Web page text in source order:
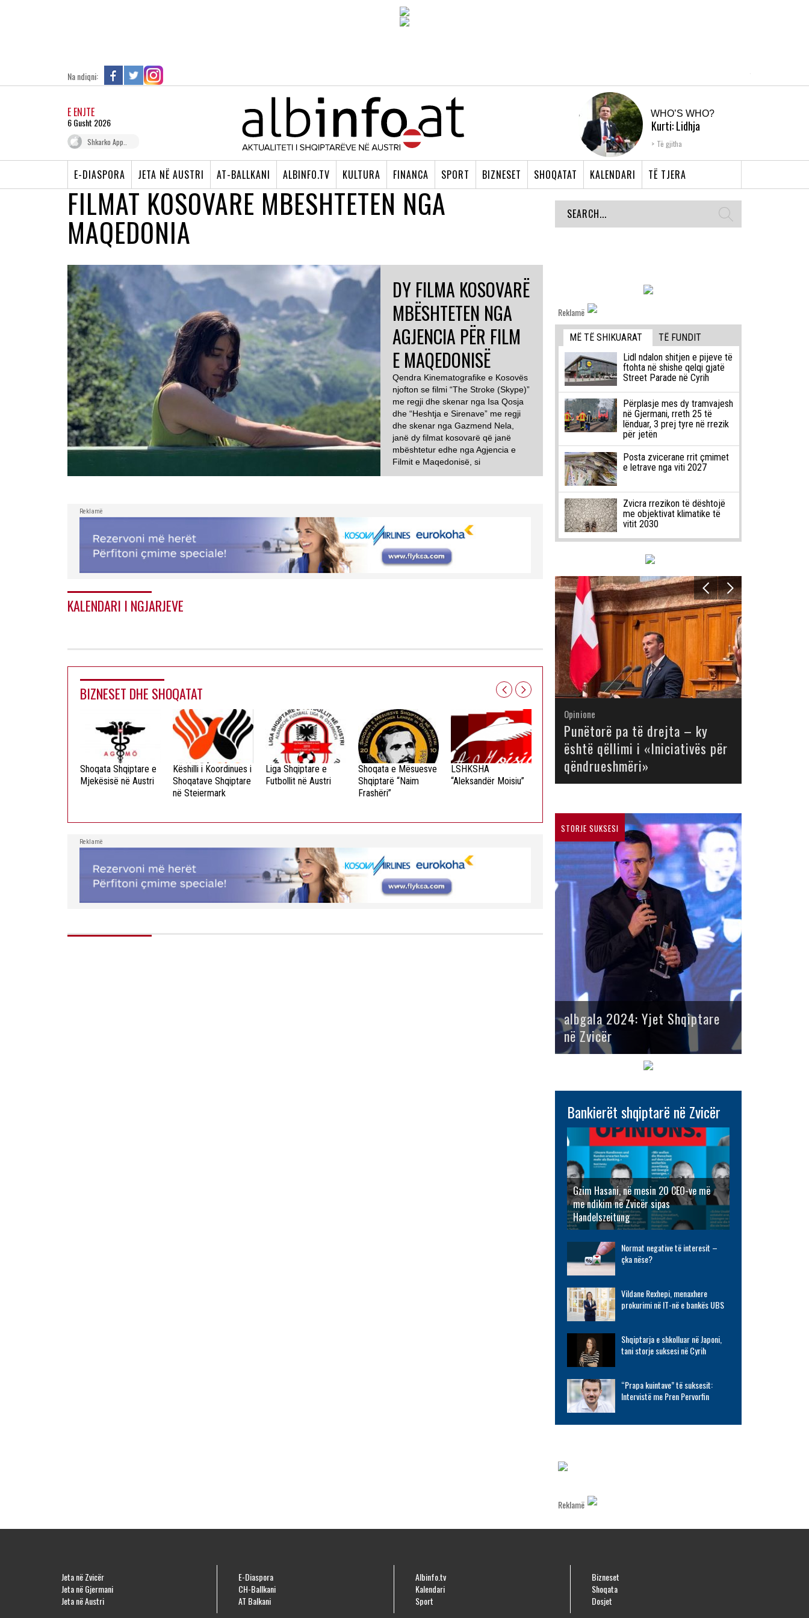
Na ndiqni:
E ENJTE
6 Gusht 2026
Shkarko App..
WHO’S WHO?
Kurti: Lidhja
Shqiptare e Prizrenit,
Të gjitha
E-DIASPORA JETA NË AUSTRI AT-BALLKANI ALBINFO.TV KULTURA FINANCA SPORT BIZNESET SHOQATAT KALENDARI TË TJERA
FILMAT KOSOVARE MBESHTETEN NGA
MAQEDONIA
QENDRA KINEMATOGRAFIKE E KOSOVËS
DY FILMA KOSOVARË
MBËSHTETEN NGA
AGJENCIA PËR FILM
E MAQEDONISË
Qendra Kinematografike e Kosovës
njofton se filmi “The Stroke (Skype)”
me regji dhe skenar nga Isa Qosja
dhe “Heshtja e Sirenave” me regji
dhe skenar nga Gazmend Nela,
janë dy filmat kosovarë që janë
mbështetur edhe nga Agjencia e
Filmit e Maqedonisë, si
Reklamë
KALENDARI I NGJARJEVE
BIZNESET DHE SHOQATAT
Shoqata Shqiptare e
Mjekësisë në Austri
Këshilli i Koordinues i
Shoqatave Shqiptare
në Steiermark
Liga Shqiptare e
Futbollit në Austri
Shoqata e Mësuesve
Shqiptarë “Naim
Frashëri”
LSHKSHA
“Aleksandër Moisiu”
Reklamë
Reklamë
MË TË SHIKUARAT
TË FUNDIT
Lidl ndalon shitjen e pijeve të
ftohta në shishe qelqi gjatë
Street Parade në Cyrih
Përplasje mes dy tramvajesh
në Gjermani, rreth 25 të
lënduar, 3 prej tyre në rrezik
për jetën
Posta zvicerane rrit çmimet
e letrave nga viti 2027
Zvicra rrezikon të dështojë
me objektivat klimatike të
vitit 2030
Opinione
Opinione
Punëtorë pa të drejta – ky
është qëllimi i «Iniciativës për
qëndrueshmëri»
Opinione
Opinione
Opinione
Opinione
Opinione
Opinione
STORJE SUKSESI
albgala 2024: Yjet Shqiptare
në Zvicër
Bankierët shqiptarë në Zvicër
Gzim Hasani, në mesin 20 CEO-ve më
me ndikim në Zvicër sipas
Handelszeitung
Normat negative të interesit –
çka nëse?
Vildane Rexhepi, menaxhere
prokurimi në IT-në e bankës UBS
Shqiptarja e shkolluar në Japoni,
tani storje suksesi në Cyrih
“Prapa kuintave” të suksesit:
Intervistë me Pren Pervorfin
Reklamë
Jeta në Zvicër
Jeta në Gjermani
Jeta në Austri
E-Diaspora
CH-Ballkani
AT Balkani
Albinfo.tv
Kalendari
Sport
Bizneset
Shoqata
Dosjet